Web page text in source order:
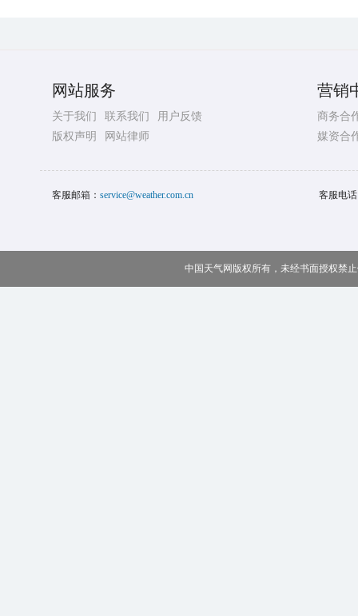
网站服务
关于我们 联系我们
用户反馈
版权声明
网站律师
营销
商务合
媒资合
客服邮箱： service@weather.com.cn 客服电
中国天气网版权所有，未经书面授权